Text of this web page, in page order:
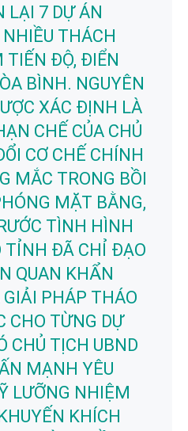
LẠI 7 DỰ ÁN
THÁCH
TIẾN ĐỘ, ĐIỂN
BÌNH. NGUYÊN
XÁC ĐỊNH LÀ
CHẾ CỦA CHỦ
CƠ CHẾ CHÍNH
MẮC TRONG BỒI
MẶT BẰNG,
TÌNH HÌNH
TỈNH ĐÃ CHỈ ĐẠO
QUAN KHẨN
PHÁP THÁO
CHO TỪNG DỰ
CHỦ TỊCH UBND
MẠNH YÊU
LƯỠNG NHIỆM
KHÍCH